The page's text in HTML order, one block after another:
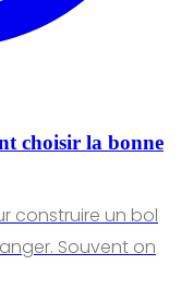
choisir la bonne
construire un bol
Souvent on